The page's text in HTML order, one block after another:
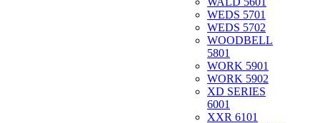
WEDS 5701
WEDS 5702
WOODBELL
5801
WORK 5901
WORK 5902
XD SERIES
6001
XXR 6101